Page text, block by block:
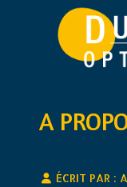
A
ÉCRIT PAR :